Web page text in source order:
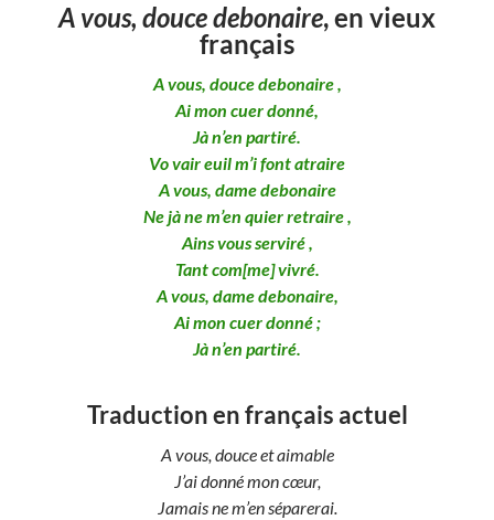
A vous, douce debonaire, en vieux
français
A vous, douce debonaire ,
Ai mon cuer donné,
Jà n’en partiré.
Vo vair euil m’i font atraire
A vous, dame debonaire
Ne jà ne m’en quier retraire ,
Ains vous serviré ,
Tant com[me] vivré.
A vous, dame debonaire,
Ai mon cuer donné ;
Jà n’en partiré.
Traduction en français actuel
A vous, douce et aimable
J’ai donné mon cœur,
Jamais ne m’en séparerai.